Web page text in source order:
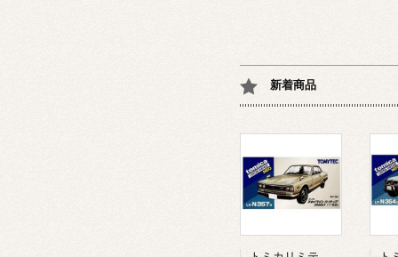
新着商品